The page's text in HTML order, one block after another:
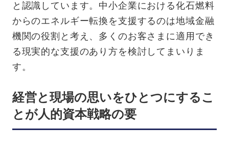
と認識しています。中小企業における化石燃料
からのエネルギー転換を支援するのは地域金融
機関の役割と考え、多くのお客さまに適用でき
る現実的な支援のあり方を検討してまいりま
す。
経営と現場の思いをひとつにするこ
とが人的資本戦略の要